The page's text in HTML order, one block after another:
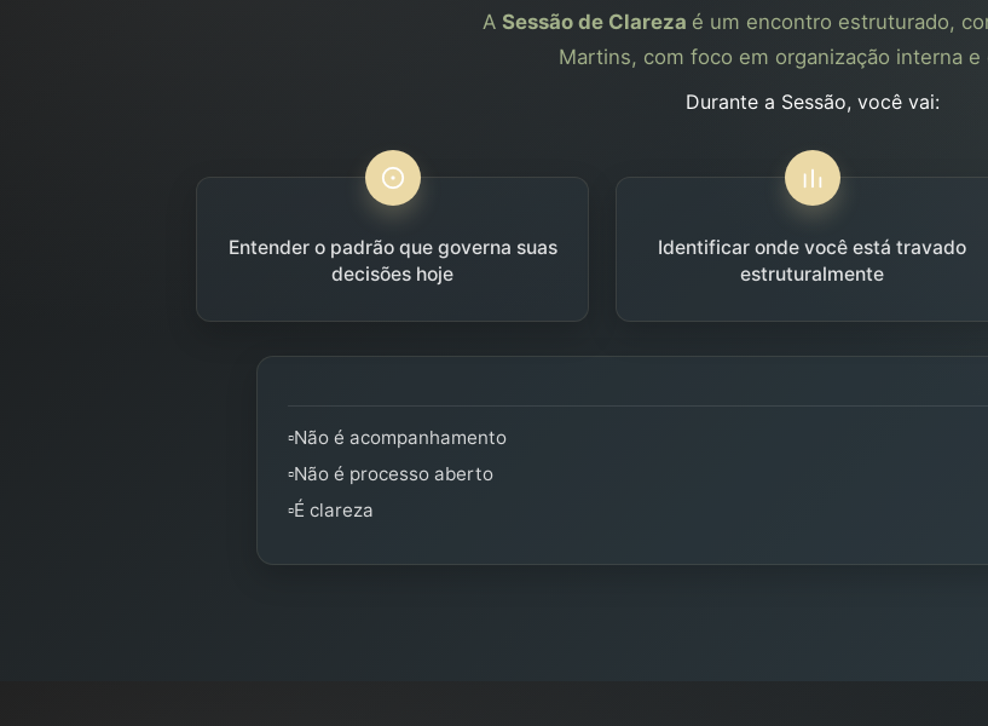
A Sessão de Clareza é um encontro estruturado,
Martins, com foco em organização interna e
Durante a Sessão, você vai:
Entender o padrão que governa suas
decisões hoje
Identificar onde você está travado
estruturalmente
▫️Não é acompanhamento
▫️Não é processo aberto
▫️É clareza